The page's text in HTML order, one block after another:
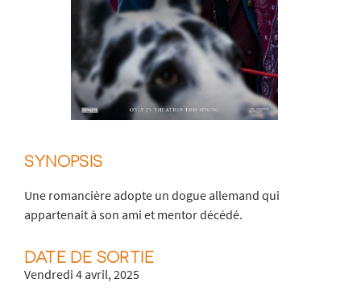
SYNOPSIS
Une romancière adopte un dogue allemand qui
appartenait à son ami et mentor décédé.
DATE DE SORTIE
Vendredi 4 avril, 2025